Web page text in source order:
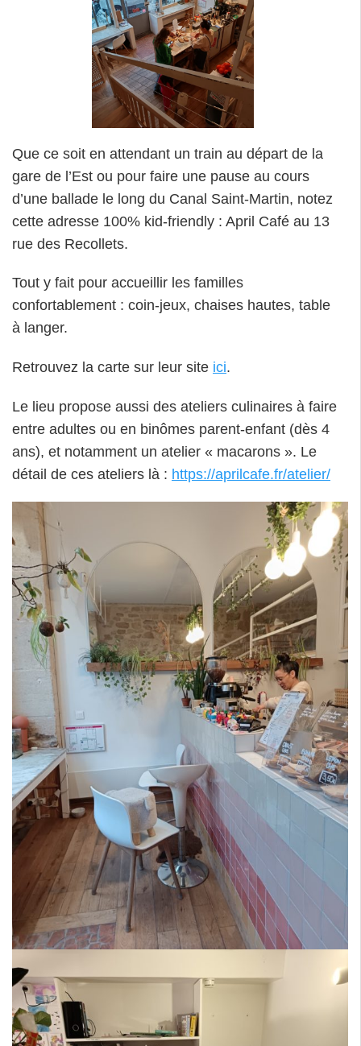
Que ce soit en attendant un train au départ de la
gare de l’Est ou pour faire une pause au cours
d’une ballade le long du Canal Saint-Martin, notez
cette adresse 100% kid-friendly : April Café au 13
rue des Recollets.
Tout y fait pour accueillir les familles
confortablement : coin-jeux, chaises hautes, table
à langer.
Retrouvez la carte sur leur site ici.
Le lieu propose aussi des ateliers culinaires à faire
entre adultes ou en binômes parent-enfant (dès 4
ans), et notamment un atelier « macarons ». Le
détail de ces ateliers là : https://aprilcafe.fr/atelier/